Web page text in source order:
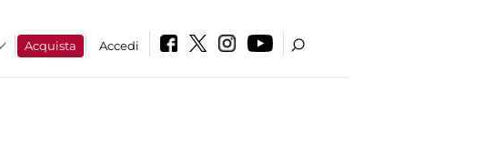
Acquista Accedi